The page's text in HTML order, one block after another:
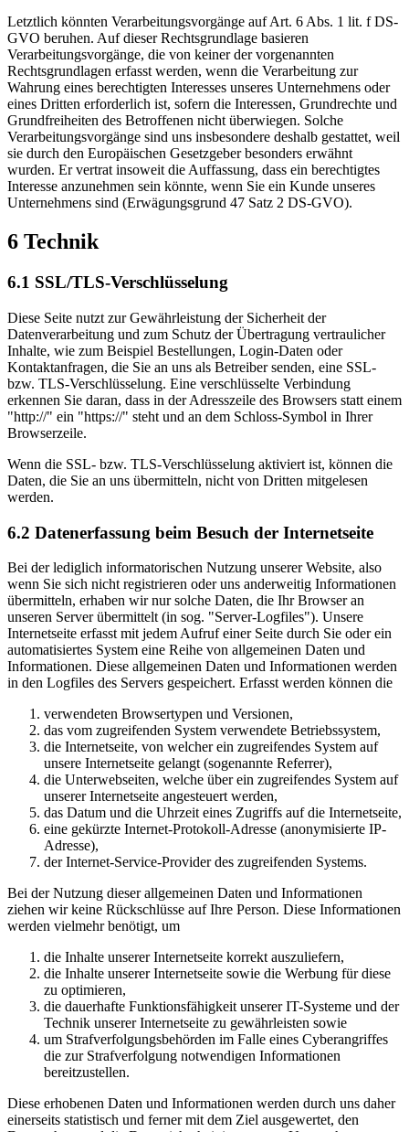
Letztlich könnten Verarbeitungsvorgänge auf Art. 6 Abs. 1 lit. f DS-
GVO beruhen. Auf dieser Rechtsgrundlage basieren
Verarbeitungsvorgänge, die von keiner der vorgenannten
Rechtsgrundlagen erfasst werden, wenn die Verarbeitung zur
Wahrung eines berechtigten Interesses unseres Unternehmens oder
eines Dritten erforderlich ist, sofern die Interessen, Grundrechte und
Grundfreiheiten des Betroffenen nicht überwiegen. Solche
Verarbeitungsvorgänge sind uns insbesondere deshalb gestattet, weil
sie durch den Europäischen Gesetzgeber besonders erwähnt
wurden. Er vertrat insoweit die Auffassung, dass ein berechtigtes
Interesse anzunehmen sein könnte, wenn Sie ein Kunde unseres
Unternehmens sind (Erwägungsgrund 47 Satz 2 DS-GVO).
6 Technik
6.1 SSL/TLS-Verschlüsselung
Diese Seite nutzt zur Gewährleistung der Sicherheit der
Datenverarbeitung und zum Schutz der Übertragung vertraulicher
Inhalte, wie zum Beispiel Bestellungen, Login-Daten oder
Kontaktanfragen, die Sie an uns als Betreiber senden, eine SSL-
bzw. TLS-Verschlüsselung. Eine verschlüsselte Verbindung
erkennen Sie daran, dass in der Adresszeile des Browsers statt einem
"http://" ein "https://" steht und an dem Schloss-Symbol in Ihrer
Browserzeile.
Wenn die SSL- bzw. TLS-Verschlüsselung aktiviert ist, können die
Daten, die Sie an uns übermitteln, nicht von Dritten mitgelesen
werden.
6.2 Datenerfassung beim Besuch der Internetseite
Bei der lediglich informatorischen Nutzung unserer Website, also
wenn Sie sich nicht registrieren oder uns anderweitig Informationen
übermitteln, erhaben wir nur solche Daten, die Ihr Browser an
unseren Server übermittelt (in sog. "Server-Logfiles"). Unsere
Internetseite erfasst mit jedem Aufruf einer Seite durch Sie oder ein
automatisiertes System eine Reihe von allgemeinen Daten und
Informationen. Diese allgemeinen Daten und Informationen werden
in den Logfiles des Servers gespeichert. Erfasst werden können die
verwendeten Browsertypen und Versionen,
das vom zugreifenden System verwendete Betriebssystem,
die Internetseite, von welcher ein zugreifendes System auf
unsere Internetseite gelangt (sogenannte Referrer),
die Unterwebseiten, welche über ein zugreifendes System auf
unserer Internetseite angesteuert werden,
das Datum und die Uhrzeit eines Zugriffs auf die Internetseite,
eine gekürzte Internet-Protokoll-Adresse (anonymisierte IP-
Adresse),
der Internet-Service-Provider des zugreifenden Systems.
Bei der Nutzung dieser allgemeinen Daten und Informationen
ziehen wir keine Rückschlüsse auf Ihre Person. Diese Informationen
werden vielmehr benötigt, um
die Inhalte unserer Internetseite korrekt auszuliefern,
die Inhalte unserer Internetseite sowie die Werbung für diese
zu optimieren,
die dauerhafte Funktionsfähigkeit unserer IT-Systeme und der
Technik unserer Internetseite zu gewährleisten sowie
um Strafverfolgungsbehörden im Falle eines Cyberangriffes
die zur Strafverfolgung notwendigen Informationen
bereitzustellen.
Diese erhobenen Daten und Informationen werden durch uns daher
einerseits statistisch und ferner mit dem Ziel ausgewertet, den